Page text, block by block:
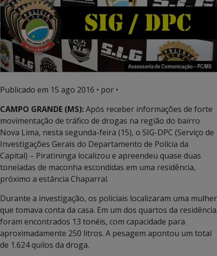
Publicado em 15 ago 2016 • por •
CAMPO GRANDE (MS):Após receber informações de forte
movimentação de tráfico de drogas na região do bairro
Nova Lima, nesta segunda-feira (15), o SIG-DPC (Serviço de
Investigações Gerais do Departamento de Polícia da
Capital) – Piratininga localizou e apreendeu quase duas
toneladas de maconha escondidas em uma residência,
próximo a estância Chaparral.
Durante a investigação, os policiais localizaram uma mulher
que tomava conta da casa. Em um dos quartos da residência
foram encontrados 13 tonéis, com capacidade para
aproximadamente 250 litros. A pesagem apontou um total
de 1.624 quilos da droga.